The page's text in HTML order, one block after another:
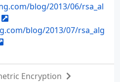
blog/2013/06/rsa_al
blog/2013/07/rsa_alg
Encryption